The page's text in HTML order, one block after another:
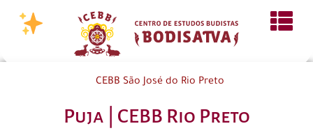
CEBB São José do Rio Preto
Puja | CEBB Rio Preto